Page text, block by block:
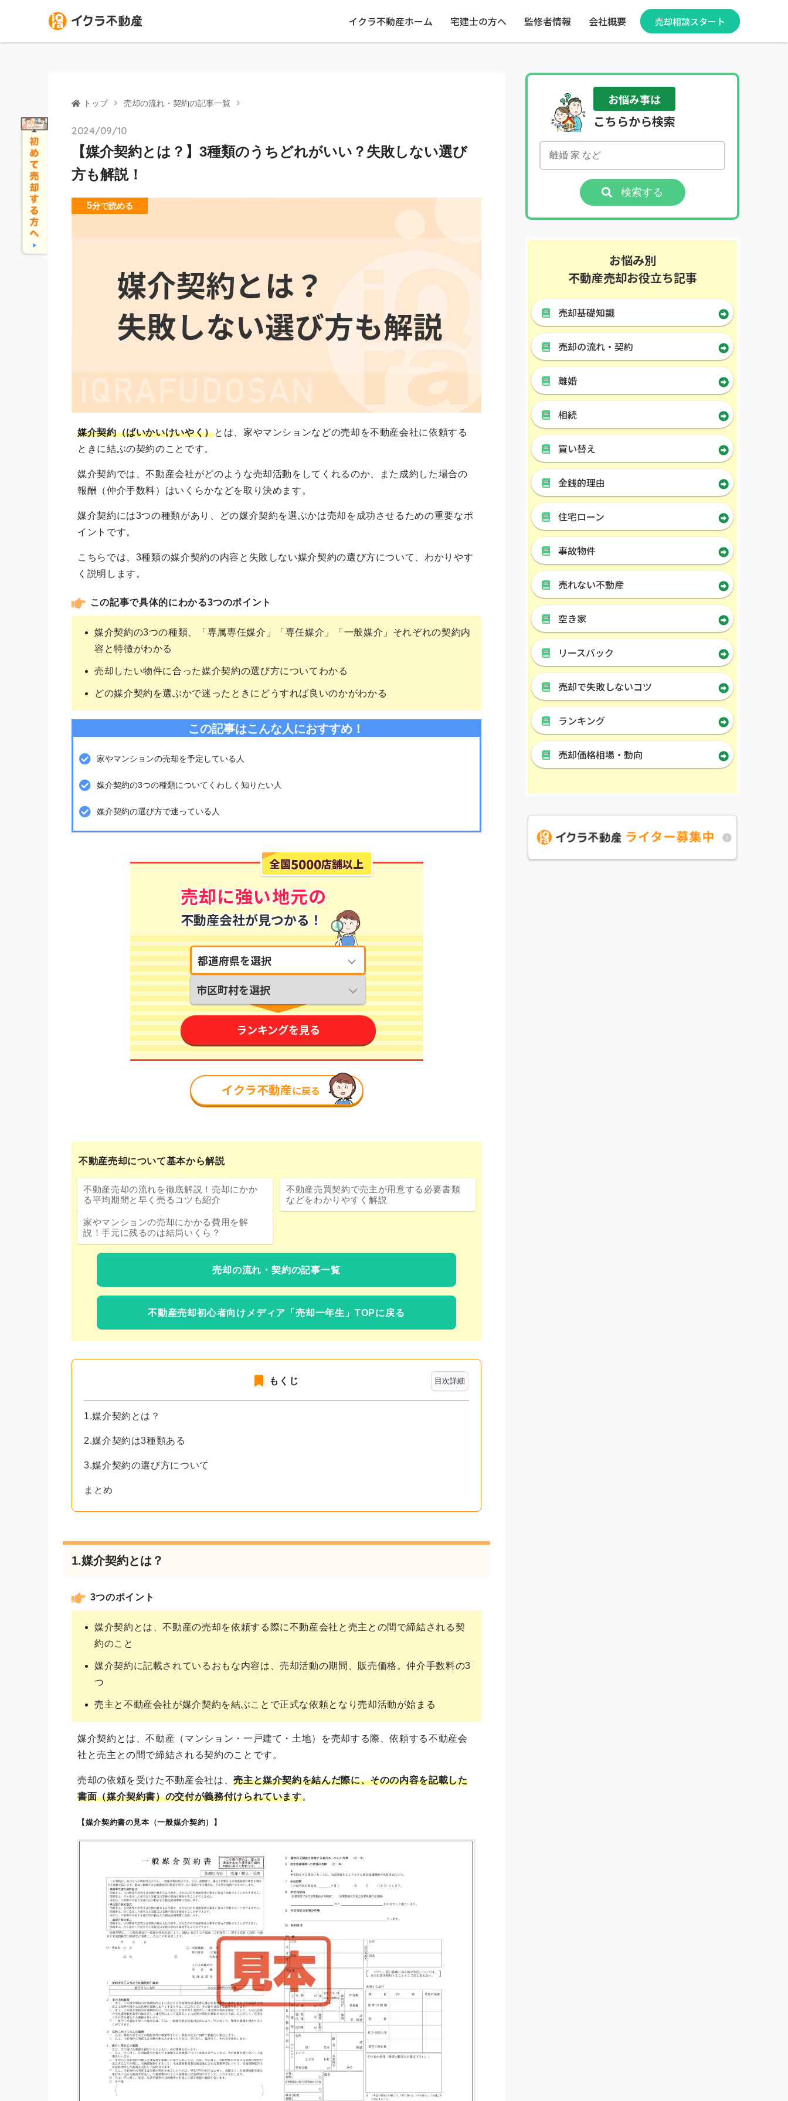
イクラ不動産ホーム 宅建士の方へ 監修者情報 会社概要 売却相談スタート
トップ 売却の流れ・契約の記事一覧
2024/09/10
【媒介契約とは？】3種類のうちどれがいい？失敗しない選び
方も解説！
5分で読める
媒介契約（ばいかいけいやく）とは、家やマンションなどの売却を不動産会社に依頼する
ときに結ぶの契約のことです。
媒介契約では、不動産会社がどのような売却活動をしてくれるのか、また成約した場合の
報酬（仲介手数料）はいくらかなどを取り決めます。
媒介契約には3つの種類があり、どの媒介契約を選ぶかは売却を成功させるための重要なポ
イントです。
こちらでは、3種類の媒介契約の内容と失敗しない媒介契約の選び方について、わかりやす
く説明します。
この記事で具体的にわかる3つのポイント
媒介契約の3つの種類、「専属専任媒介」「専任媒介」「一般媒介」それぞれの契約内
容と特徴がわかる
売却したい物件に合った媒介契約の選び方についてわかる
どの媒介契約を選ぶかで迷ったときにどうすれば良いのかがわかる
この記事はこんな人におすすめ！
家やマンションの売却を予定している人
媒介契約の3つの種類についてくわしく知りたい人
媒介契約の選び方で迷っている人
不動産売却について基本から解説
不動産売却の流れを徹底解説！売却にかか
る平均期間と早く売るコツも紹介
不動産売買契約で売主が用意する必要書類
などをわかりやすく解説
家やマンションの売却にかかる費用を解
説！手元に残るのは結局いくら？
売却の流れ・契約の記事一覧
不動産売却初心者向けメディア 「売却一年生」TOPに戻る
目次詳細
もくじ
1.媒介契約とは？
2.媒介契約は3種類ある
3.媒介契約の選び方について
まとめ
1.媒介契約とは？
3つのポイント
媒介契約とは、不動産の売却を依頼する際に不動産会社と売主との間で締結される契
約のこと
媒介契約に記載されているおもな内容は、売却活動の期間、販売価格。仲介手数料の3
つ
売主と不動産会社が媒介契約を結ぶことで正式な依頼となり売却活動が始まる
媒介契約とは、不動産（マンション・一戸建て・土地）を売却する際、依頼する不動産会
社と売主との間で締結される契約のことです。
売却の依頼を受けた不動産会社は、売主と媒介契約を結んだ際に、そのの内容を記載した
書面（媒介契約書）の交付が義務付けられています。
【媒介契約書の見本（一般媒介契約）】
お悩み事は
こちらから検索
検索する
お悩み別
不動産売却お役立ち記事
売却基礎知識
売却の流れ・契約
離婚
相続
買い替え
金銭的理由
住宅ローン
事故物件
売れない不動産
空き家
リースバック
売却で失敗しないコツ
ランキング
売却価格相場・動向